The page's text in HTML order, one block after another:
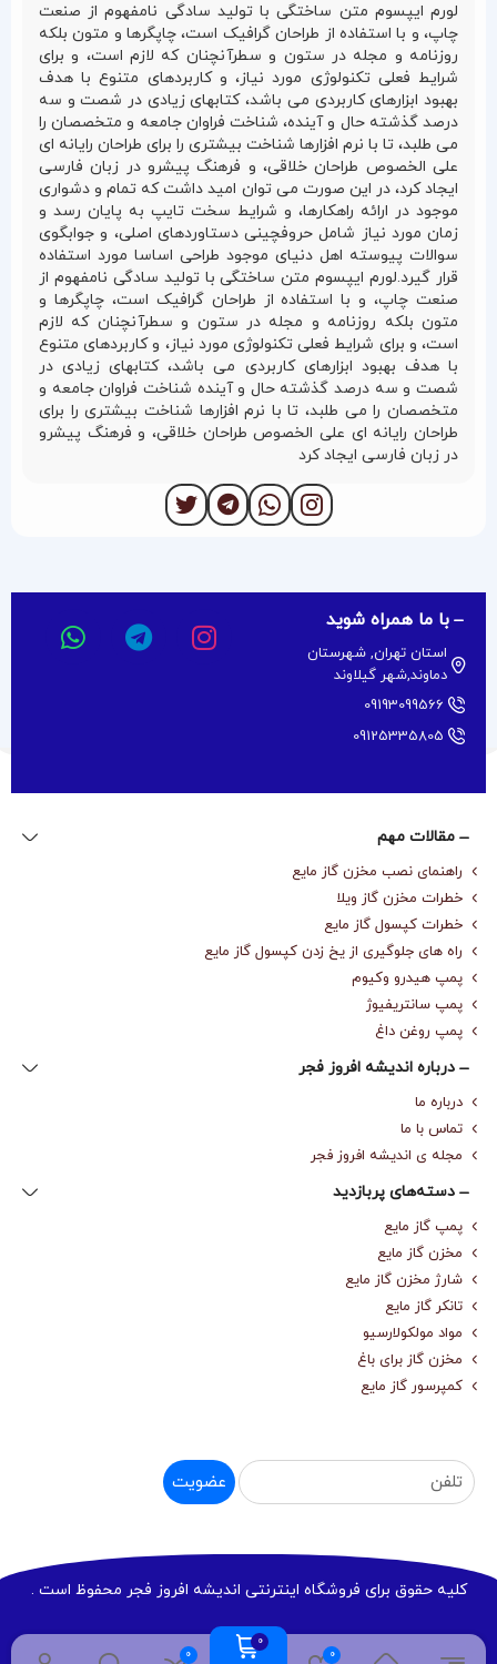
لورم ایپسوم متن ساختگی با تولید سادگی نامفهوم از صنعت
چاپ، و با استفاده از طراحان گرافیک است، چاپگرها و متون بلکه
روزنامه و مجله در ستون و سطرآنچنان که لازم است، و برای
شرایط فعلی تکنولوژی مورد نیاز، و کاربردهای متنوع با هدف
بهبود ابزارهای کاربردی می باشد، کتابهای زیادی در شصت و سه
درصد گذشته حال و آینده، شناخت فراوان جامعه و متخصصان را
می طلبد، تا با نرم افزارها شناخت بیشتری را برای طراحان رایانه ای
علی الخصوص طراحان خلاقی، و فرهنگ پیشرو در زبان فارسی
ایجاد کرد، در این صورت می توان امید داشت که تمام و دشواری
موجود در ارائه راهکارها، و شرایط سخت تایپ به پایان رسد و
زمان مورد نیاز شامل حروفچینی دستاوردهای اصلی، و جوابگوی
سوالات پیوسته اهل دنیای موجود طراحی اساسا مورد استفاده
قرار گیرد.لورم ایپسوم متن ساختگی با تولید سادگی نامفهوم از
صنعت چاپ، و با استفاده از طراحان گرافیک است، چاپگرها و
متون بلکه روزنامه و مجله در ستون و سطرآنچنان که لازم
است، و برای شرایط فعلی تکنولوژی مورد نیاز، و کاربردهای متنوع
با هدف بهبود ابزارهای کاربردی می باشد، کتابهای زیادی در
شصت و سه درصد گذشته حال و آینده شناخت فراوان جامعه و
متخصصان را می طلبد، تا با نرم افزارها شناخت بیشتری را برای
طراحان رایانه ای علی الخصوص طراحان خلاقی، و فرهنگ پیشرو
در زبان فارسی ایجاد کرد
با ما همراه شوید
استان تهران, شهرستان
دماوند,شهر گیلاوند
09193099566
09125335805
مقالات مهم
راهنمای نصب مخزن گاز مایع
خطرات مخزن گاز ویلا
خطرات کپسول گاز مایع
راه های جلوگیری از یخ زدن کپسول گاز مایع
پمپ هیدرو وکیوم
پمپ سانتریفیوژ
پمپ روغن داغ
درباره‌ اندیشه افروز فجر
درباره‌ ما
تماس با ما
مجله‌ ی اندیشه افروز فجر
دسته‌های پربازدید
پمپ گاز مایع
مخزن گاز مایع
شارژ مخزن گاز مایع
تانکر گاز مایع
مواد مولکولارسیو
مخزن گاز برای باغ
کمپرسور گاز مایع
عضویت
کلیه حقوق برای فروشگاه اینترنتی اندیشه افروز فجر محفوظ است .